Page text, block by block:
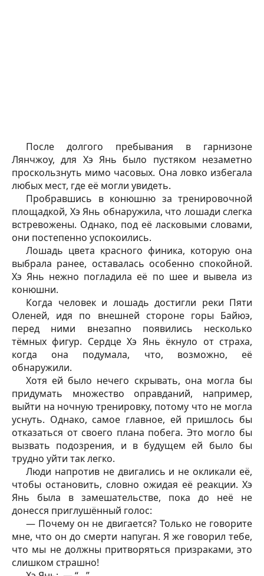
После долгого пребывания в гарнизоне
Лянчжоу, для Хэ Янь было пустяком незаметно
проскользнуть мимо часовых. Она ловко избегала
любых мест, где её могли увидеть.
Пробравшись в конюшню за тренировочной
площадкой, Хэ Янь обнаружила, что лошади слегка
встревожены. Однако, под её ласковыми словами,
они постепенно успокоились.
Лошадь цвета красного финика, которую она
выбрала ранее, оставалась особенно спокойной.
Хэ Янь нежно погладила её по шее и вывела из
конюшни.
Когда человек и лошадь достигли реки Пяти
Оленей, идя по внешней стороне горы Байюэ,
перед ними внезапно появились несколько
тёмных фигур. Сердце Хэ Янь ёкнуло от страха,
когда она подумала, что, возможно, её
обнаружили.
Хотя ей было нечего скрывать, она могла бы
придумать множество оправданий, например,
выйти на ночную тренировку, потому что не могла
уснуть. Однако, самое главное, ей пришлось бы
отказаться от своего плана побега. Это могло бы
вызвать подозрения, и в будущем ей было бы
трудно уйти так легко.
Люди напротив не двигались и не окликали её,
чтобы остановить, словно ожидая её реакции. Хэ
Янь была в замешательстве, пока до неё не
донесся приглушённый голос:
— Почему он не двигается? Только не говорите
мне, что он до смерти напуган. Я же говорил тебе,
что мы не должны притворяться призраками, это
слишком страшно!